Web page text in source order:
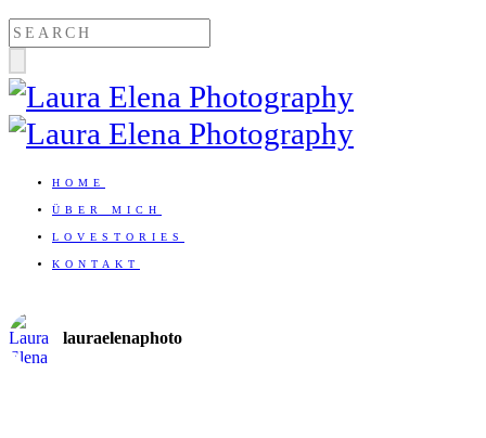
HOME
ÜBER MICH
LOVESTORIES
KONTAKT
lauraelenaphoto